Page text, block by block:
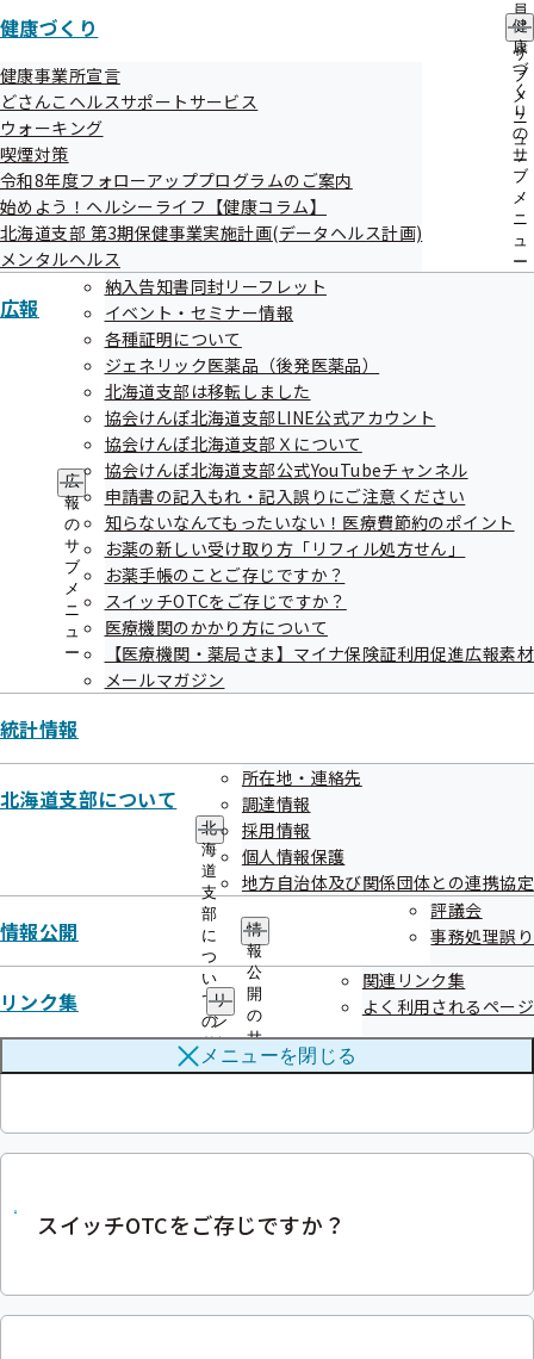
員
の
サ
ブ
メ
ニ
ュ
ー
健康づくり
健
康
づ
く
り
の
サ
ブ
メ
ニ
ュ
ー
健康事業所宣言
どさんこヘルスサポートサービス
ウォーキング
喫煙対策
令和8年度フォローアッププログラムのご案内
始めよう！ヘルシーライフ【健康コラム】
北海道支部 第3期保健事業実施計画(データヘルス計画)
メンタルヘルス
広報
広
報
の
サ
ブ
メ
ニ
ュ
ー
納入告知書同封リーフレット
イベント・セミナー情報
各種証明について
ジェネリック医薬品（後発医薬品）
北海道支部は移転しました
協会けんぽ北海道支部LINE公式アカウント
協会けんぽ北海道支部Ｘについて
協会けんぽ北海道支部公式YouTubeチャンネル
申請書の記入もれ・記入誤りにご注意ください
知らないなんてもったいない！医療費節約のポイント
お薬の新しい受け取り方「リフィル処方せん」
お薬手帳のことご存じですか？
スイッチOTCをご存じですか？
医療機関のかかり方について
【医療機関・薬局さま】マイナ保険証利用促進広報素材
メールマガジン
統計情報
北海道支部について
北
海
道
支
部
に
つ
い
て
の
サ
ブ
ュ
ー
所在地・連絡先
調達情報
採用情報
個人情報保護
地方自治体及び関係団体との連携協定
情報公開
情
報
公
開
の
サ
ブ
メ
評議会
事務処理誤り
リンク集
リ
ン
ク
集
ブ
メ
ー
関連リンク集
よく利用されるページ
メニューを閉じる
協会けんぽ北海道支部LINE公式アカウ
ント
協会けんぽ北海道支部Ｘについて
協会けんぽ北海道支部公式YouTube
チャンネル
申請書の記入もれ・記入誤りにご注意
ください
知らないなんてもったいない！医療費
お薬の新しい受け取り方「リフィル処
お薬手帳のことご存じですか？
スイッチOTCをご存じですか？